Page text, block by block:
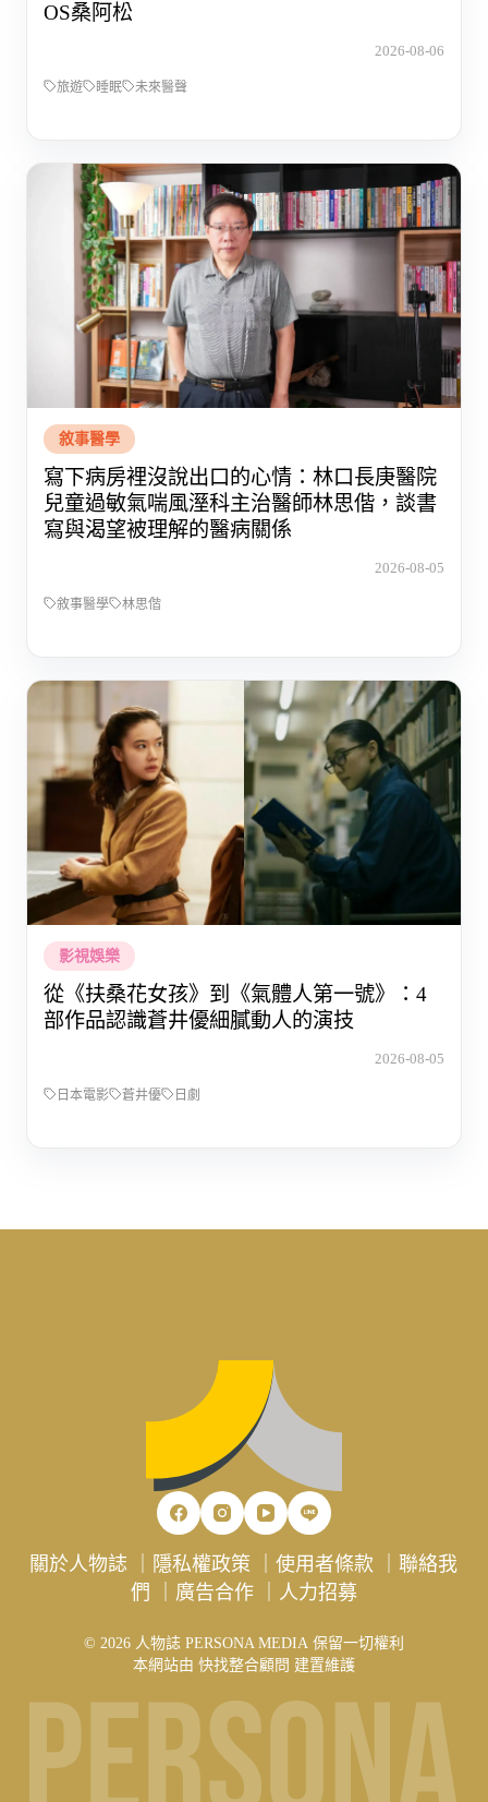
OS桑阿松
2026-08-06
旅遊 睡眠 未來醫聲
敘事醫學
寫下病房裡沒說出口的心情：林口長庚醫院
兒童過敏氣喘風溼科主治醫師林思偕，談書
寫與渴望被理解的醫病關係
2026-08-05
敘事醫學 林思偕
影視娛樂
從《扶桑花女孩》到《氣體人第一號》：4
部作品認識蒼井優細膩動人的演技
2026-08-05
日本電影 蒼井優 日劇
關於人物誌 隱私權政策 ｜使用者條款 ｜聯絡我
們
廣告合作｜ 人力招募
© 2026 人物誌 PERSONA MEDIA 保留一切權利
本網站由 快找整合顧問 建置維護